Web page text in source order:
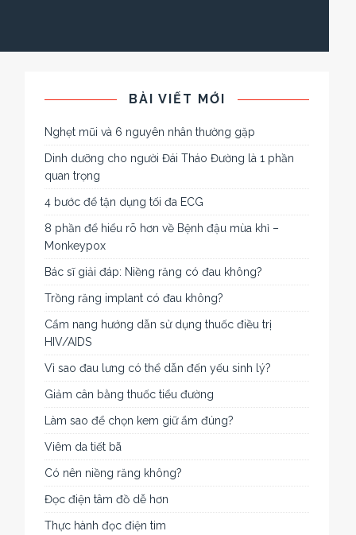
BÀI VIẾT MỚI
Nghẹt mũi và 6 nguyên nhân thường gặp
Dinh dưỡng cho người Đái Tháo Đường là 1 phần
quan trọng
4 bước để tận dụng tối đa ECG
8 phần để hiểu rõ hơn về Bệnh đậu mùa khỉ –
Monkeypox
Bác sĩ giải đáp: Niềng răng có đau không?
Trồng răng implant có đau không?
Cẩm nang hướng dẫn sử dụng thuốc điều trị
HIV/AIDS
Vì sao đau lưng có thể dẫn đến yếu sinh lý?
Giảm cân bằng thuốc tiểu đường
Làm sao để chọn kem giữ ẩm đúng?
Viêm da tiết bã
Có nên niềng răng không?
Đọc điện tâm đồ dễ hơn
Thực hành đọc điện tim